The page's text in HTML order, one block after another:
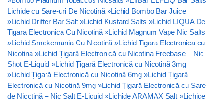
Lichide cu Sare-uri De Nicotină »Lichid Bombo Bar Juice
»Lichid Drifter Bar Salt »Lichid Kustard Salts »Lichid LIQUA De
Tigara Electronica Cu Nicotină »Lichid Magnum Vape Nic Salts
»Lichid Smokemania Cu Nicotină »Lichid Tigara Electronica cu
Nicotina »Lichid Țigară Electronică cu Nicotina Freebase – Nic
Shot E-Liquid »Lichid Țigară Electronică cu Nicotină 3mg
»Lichid Țigară Electronică cu Nicotină 6mg »Lichid Țigară
Electronică cu Nicotină 9mg »Lichid Țigară Electronică cu Sare
de Nicotină – Nic Salt E-Liquid »Lichide ARAMAX Salt »Lichide